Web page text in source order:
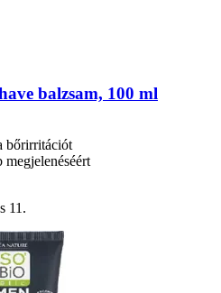
balzsam, 100 ml
bőrirritációt
11.